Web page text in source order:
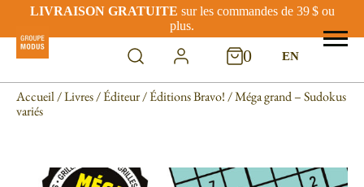
LIVRAISON GRATUITE sur les commandes de 39 $ ou
plus.
0 EN
Accueil/Livres/Éditeur/Éditions Bravo!/ Méga grand – Sudokus
variés